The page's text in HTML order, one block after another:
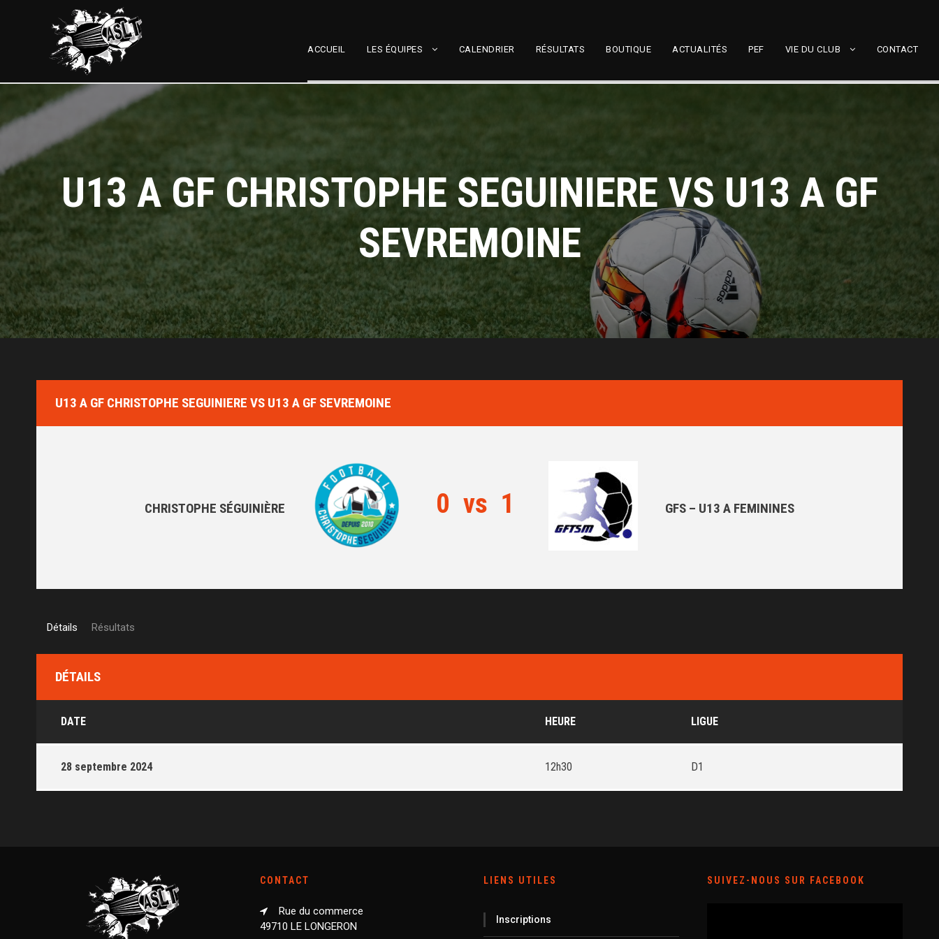
ACCUEIL LES ÉQUIPES CALENDRIER RÉSULTATS BOUTIQUE ACTUALITÉS PEF VIE DU CLUB CONTACT
U13 A GF CHRISTOPHE SEGUINIERE VS U13 A GF
SEVREMOINE
U13 A GF CHRISTOPHE SEGUINIERE VS U13 A GF SEVREMOINE
CHRISTOPHE SÉGUINIÈRE 0 vs 1 GFS – U13 A FEMININES
Détails Résultats
DÉTAILS
DATE HEURE LIGUE
28 septembre 2024 12h30 D1
CONTACT
Rue du commerce
49710 LE LONGERON
LIENS UTILES
Inscriptions
SUIVEZ-NOUS SUR FACEBOOK